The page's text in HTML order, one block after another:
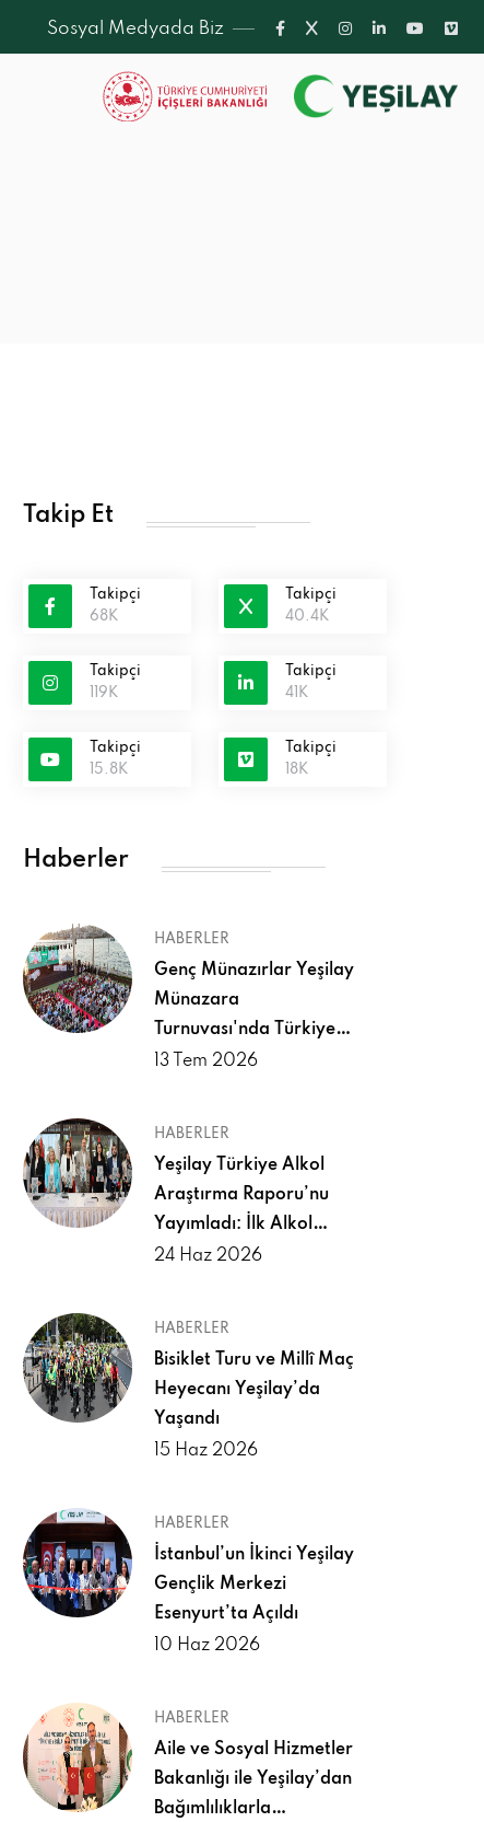
Sosyal Medyada Biz
Takip Et
Takipçi
68K
Takipçi
40.4K
Takipçi
119K
Takipçi
41K
Takipçi
15.8K
Takipçi
18K
Haberler
HABERLER
Genç Münazırlar Yeşilay
Münazara
Turnuvası'nda Türkiye
Şampiyonluğu İçin
13 Tem 2026
HABERLER
Yeşilay Türkiye Alkol
Araştırma Raporu’nu
Yayımladı: İlk Alkol
Deneyimi 18 Yaşından
24 Haz 2026
HABERLER
Bisiklet Turu ve Millî Maç
Heyecanı Yeşilay’da
Yaşandı
15 Haz 2026
HABERLER
İstanbul’un İkinci Yeşilay
Gençlik Merkezi
Esenyurt’ta Açıldı
10 Haz 2026
HABERLER
Aile ve Sosyal Hizmetler
Bakanlığı ile Yeşilay’dan
Bağımlılıklarla